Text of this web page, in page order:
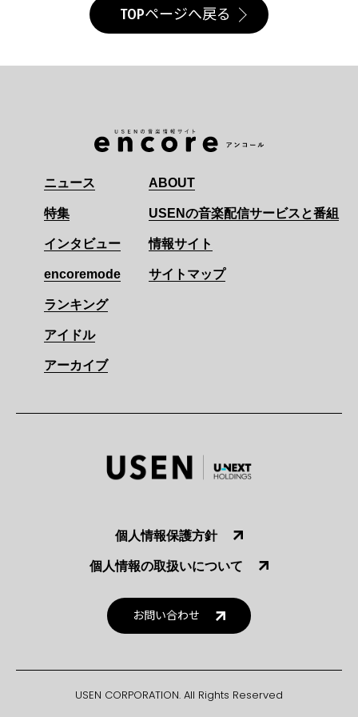
TOPページへ戻る
ニュース
特集
インタビュー
encoremode
ランキング
アイドル
アーカイブ
ABOUT
USENの音楽配信サービスと番組
情報サイト
サイトマップ
個人情報保護方針
個人情報の取扱いについて
お問い合わせ
USEN CORPORATION. All Rights Reserved